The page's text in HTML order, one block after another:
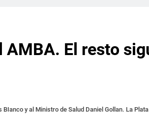
El resto
y al Ministro de Salud Daniel Gollan. La Plata